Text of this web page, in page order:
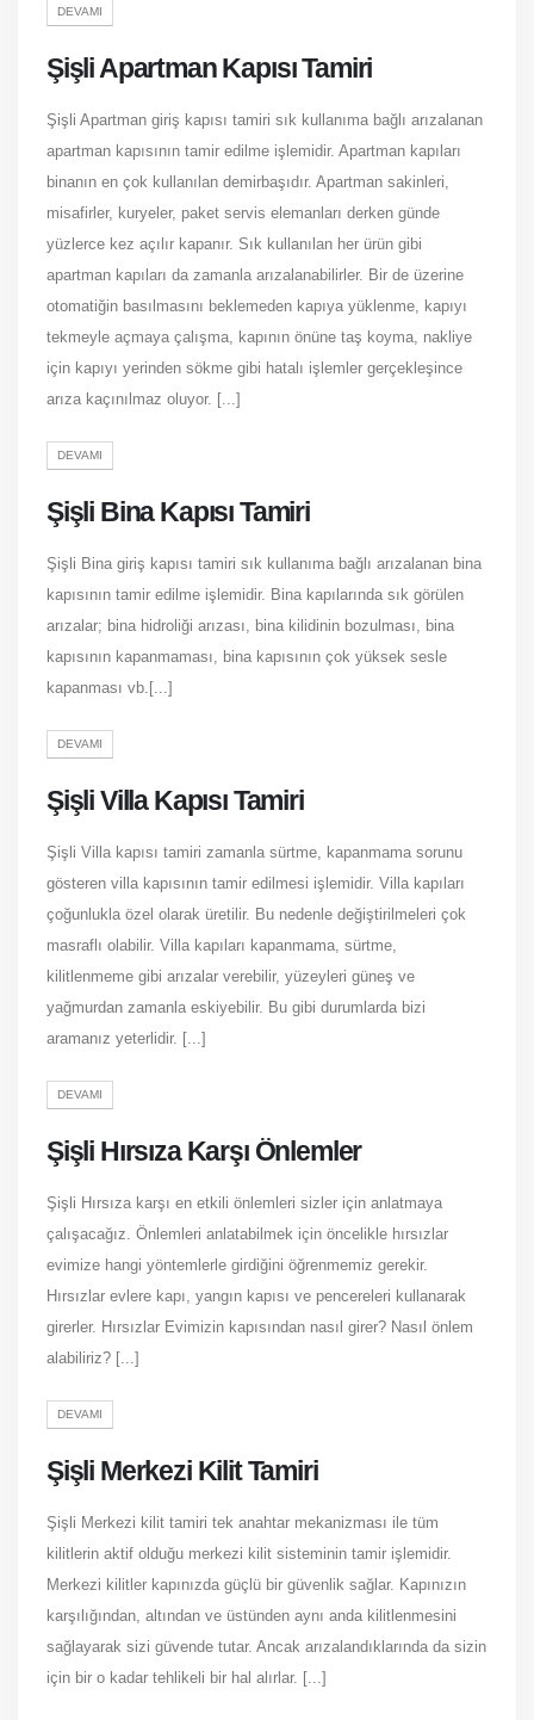
DEVAMI
Şişli Apartman Kapısı Tamiri
Şişli Apartman giriş kapısı tamiri sık kullanıma bağlı arızalanan
apartman kapısının tamir edilme işlemidir. Apartman kapıları
binanın en çok kullanılan demirbaşıdır. Apartman sakinleri,
misafirler, kuryeler, paket servis elemanları derken günde
yüzlerce kez açılır kapanır. Sık kullanılan her ürün gibi
apartman kapıları da zamanla arızalanabilirler. Bir de üzerine
otomatiğin basılmasını beklemeden kapıya yüklenme, kapıyı
tekmeyle açmaya çalışma, kapının önüne taş koyma, nakliye
için kapıyı yerinden sökme gibi hatalı işlemler gerçekleşince
arıza kaçınılmaz oluyor. [...]
DEVAMI
Şişli Bina Kapısı Tamiri
Şişli Bina giriş kapısı tamiri sık kullanıma bağlı arızalanan bina
kapısının tamir edilme işlemidir. Bina kapılarında sık görülen
arızalar; bina hidroliği arızası, bina kilidinin bozulması, bina
kapısının kapanmaması, bina kapısının çok yüksek sesle
kapanması vb.[...]
DEVAMI
Şişli Villa Kapısı Tamiri
Şişli Villa kapısı tamiri zamanla sürtme, kapanmama sorunu
gösteren villa kapısının tamir edilmesi işlemidir. Villa kapıları
çoğunlukla özel olarak üretilir. Bu nedenle değiştirilmeleri çok
masraflı olabilir. Villa kapıları kapanmama, sürtme,
kilitlenmeme gibi arızalar verebilir, yüzeyleri güneş ve
yağmurdan zamanla eskiyebilir. Bu gibi durumlarda bizi
aramanız yeterlidir. [...]
DEVAMI
Şişli Hırsıza Karşı Önlemler
Şişli Hırsıza karşı en etkili önlemleri sizler için anlatmaya
çalışacağız. Önlemleri anlatabilmek için öncelikle hırsızlar
evimize hangi yöntemlerle girdiğini öğrenmemiz gerekir.
Hırsızlar evlere kapı, yangın kapısı ve pencereleri kullanarak
girerler. Hırsızlar Evimizin kapısından nasıl girer? Nasıl önlem
alabiliriz? [...]
DEVAMI
Şişli Merkezi Kilit Tamiri
Şişli Merkezi kilit tamiri tek anahtar mekanizması ile tüm
kilitlerin aktif olduğu merkezi kilit sisteminin tamir işlemidir.
Merkezi kilitler kapınızda güçlü bir güvenlik sağlar. Kapınızın
karşılığından, altından ve üstünden aynı anda kilitlenmesini
sağlayarak sizi güvende tutar. Ancak arızalandıklarında da sizin
için bir o kadar tehlikeli bir hal alırlar. [...]